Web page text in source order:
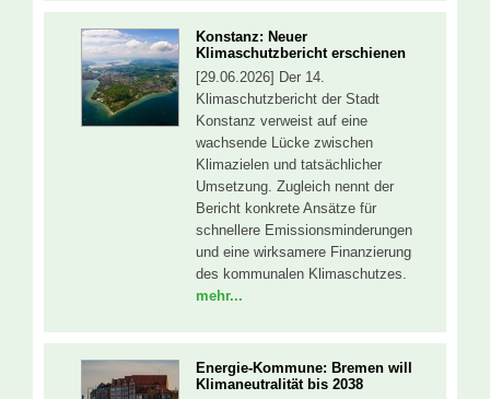
Konstanz: Neuer
Klimaschutzbericht erschienen
[29.06.2026] Der 14.
Klimaschutzbericht der Stadt
Konstanz verweist auf eine
wachsende Lücke zwischen
Klimazielen und tatsächlicher
Umsetzung. Zugleich nennt der
Bericht konkrete Ansätze für
schnellere Emissionsminderungen
und eine wirksamere Finanzierung
des kommunalen Klimaschutzes.
mehr...
Energie-Kommune: Bremen will
Klimaneutralität bis 2038